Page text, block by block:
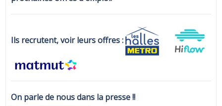
Ils recrutent, voir leurs offres :
On parle de nous dans la presse !!